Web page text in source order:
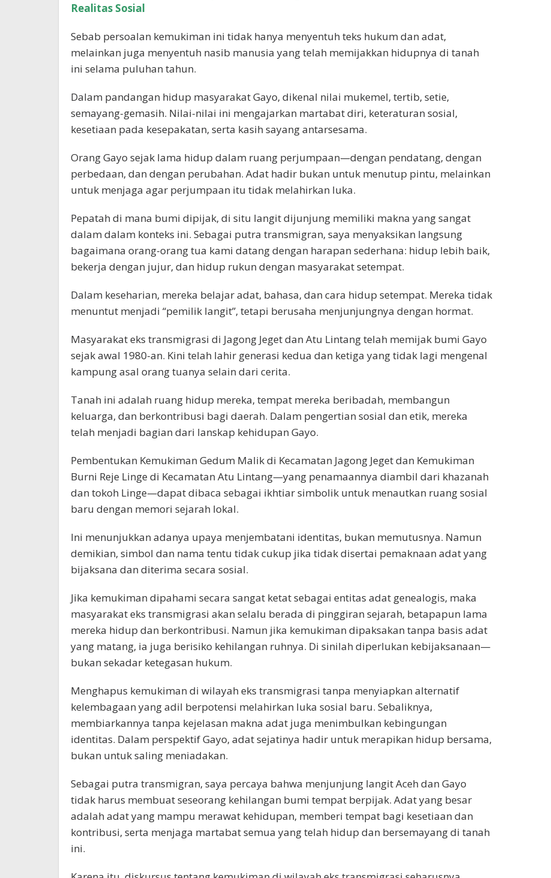
Realitas Sosial
Sebab persoalan kemukiman ini tidak hanya menyentuh teks hukum dan adat,
melainkan juga menyentuh nasib manusia yang telah memijakkan hidupnya di tanah
ini selama puluhan tahun.
Dalam pandangan hidup masyarakat Gayo, dikenal nilai mukemel, tertib, setie,
semayang-gemasih. Nilai-nilai ini mengajarkan martabat diri, keteraturan sosial,
kesetiaan pada kesepakatan, serta kasih sayang antarsesama.
Orang Gayo sejak lama hidup dalam ruang perjumpaan—dengan pendatang, dengan
perbedaan, dan dengan perubahan. Adat hadir bukan untuk menutup pintu, melainkan
untuk menjaga agar perjumpaan itu tidak melahirkan luka.
Pepatah di mana bumi dipijak, di situ langit dijunjung memiliki makna yang sangat
dalam dalam konteks ini. Sebagai putra transmigran, saya menyaksikan langsung
bagaimana orang-orang tua kami datang dengan harapan sederhana: hidup lebih baik,
bekerja dengan jujur, dan hidup rukun dengan masyarakat setempat.
Dalam keseharian, mereka belajar adat, bahasa, dan cara hidup setempat. Mereka tidak
menuntut menjadi “pemilik langit”, tetapi berusaha menjunjungnya dengan hormat.
Masyarakat eks transmigrasi di Jagong Jeget dan Atu Lintang telah memijak bumi Gayo
sejak awal 1980-an. Kini telah lahir generasi kedua dan ketiga yang tidak lagi mengenal
kampung asal orang tuanya selain dari cerita.
Tanah ini adalah ruang hidup mereka, tempat mereka beribadah, membangun
keluarga, dan berkontribusi bagi daerah. Dalam pengertian sosial dan etik, mereka
telah menjadi bagian dari lanskap kehidupan Gayo.
Pembentukan Kemukiman Gedum Malik di Kecamatan Jagong Jeget dan Kemukiman
Burni Reje Linge di Kecamatan Atu Lintang—yang penamaannya diambil dari khazanah
dan tokoh Linge—dapat dibaca sebagai ikhtiar simbolik untuk menautkan ruang sosial
baru dengan memori sejarah lokal.
Ini menunjukkan adanya upaya menjembatani identitas, bukan memutusnya. Namun
demikian, simbol dan nama tentu tidak cukup jika tidak disertai pemaknaan adat yang
bijaksana dan diterima secara sosial.
Jika kemukiman dipahami secara sangat ketat sebagai entitas adat genealogis, maka
masyarakat eks transmigrasi akan selalu berada di pinggiran sejarah, betapapun lama
mereka hidup dan berkontribusi. Namun jika kemukiman dipaksakan tanpa basis adat
yang matang, ia juga berisiko kehilangan ruhnya. Di sinilah diperlukan kebijaksanaan—
bukan sekadar ketegasan hukum.
Menghapus kemukiman di wilayah eks transmigrasi tanpa menyiapkan alternatif
kelembagaan yang adil berpotensi melahirkan luka sosial baru. Sebaliknya,
membiarkannya tanpa kejelasan makna adat juga menimbulkan kebingungan
identitas. Dalam perspektif Gayo, adat sejatinya hadir untuk merapikan hidup bersama,
bukan untuk saling meniadakan.
Sebagai putra transmigran, saya percaya bahwa menjunjung langit Aceh dan Gayo
tidak harus membuat seseorang kehilangan bumi tempat berpijak. Adat yang besar
adalah adat yang mampu merawat kehidupan, memberi tempat bagi kesetiaan dan
kontribusi, serta menjaga martabat semua yang telah hidup dan bersemayang di tanah
ini.